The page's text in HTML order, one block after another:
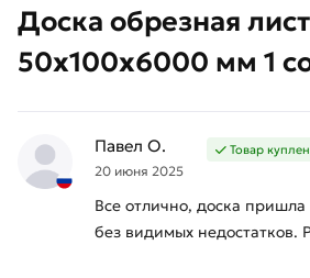
Доска обрезная
50х100х6000 мм 1
Павел О.
20 июня 2025
Товар
Все отлично, доска
без видимых недостатков.